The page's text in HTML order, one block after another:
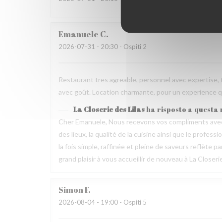
Emanuele C
2026-07-31 - 20:30 - Ospiti 2
Restaurant tres agreable, personnel avec
avec goût. Location charmante, pour un
La Closerie des Lilasha risposto a questa
Cher Emanuele, Nous recevons vos compliments
des lieux, la qualité de la cuisine ainsi que le
la fois simple, raffinée et pleine de saveurs reflète
grand plaisir à vous accueillir de nouveau à La Closerie
SimonF
2026-08-04 - 19:00 - Ospiti 5